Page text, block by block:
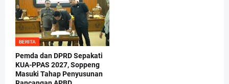
BERITA
Pemda dan DPRD Sepakati
KUA-PPAS 2027, Soppeng
Masuki Tahap Penyusunan